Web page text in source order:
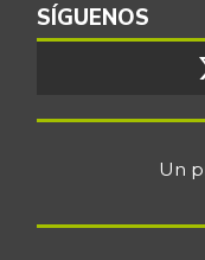
SÍGUENOS
Un